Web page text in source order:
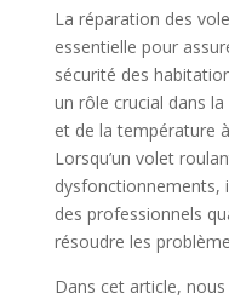
La réparation des
essentielle pour
sécurité des
un rôle crucial dans
et de la température
Lorsqu’un volet
dysfonctionnements,
des professionnels
résoudre les
Dans cet article,